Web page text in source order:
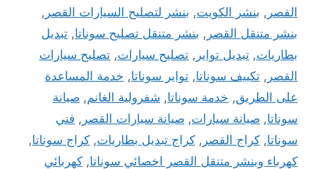
القصر , بنشر الكويت, بنشر لتصليح السيارات القصر ,
بنشر متنقل القصر , بنشر متنقل تصليح سوناتا, تبديل
بطاريات, تبديل تواير , تصليح سيارات, تصليح سيارات
القصر , تكييف سوناتا, تواير سوناتا, خدمة المساعدة
على الطريق, خدمة سوناتا, شفرولية الغانم, صيانة
سوناتا, صيانة سيارات, صيانة سيارات القصر , فني
سوناتا, كراج القصر , كراج تبديل بطاريات, كراج سوناتا,
كهرباء وبنشر متنقل القصر اخصائي سوناتا, كهربائي